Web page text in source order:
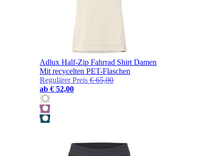
Adlux Half-Zip Fahrrad Shirt Damen
Mit recycelten PET-Flaschen
Regulärer Preis € 65,00
ab € 52,00